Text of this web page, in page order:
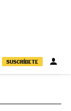
SUSCRÍBETE